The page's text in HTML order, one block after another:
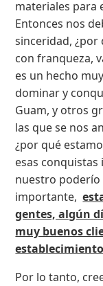
materiales para
Entonces nos
sinceridad, ¿por
con franqueza,
es un hecho
dominar y
Guam, y otros
las que se nos
¿por qué
esas
nuestro poderío
importante,
gentes, algún
muy buenos
Por lo tanto,